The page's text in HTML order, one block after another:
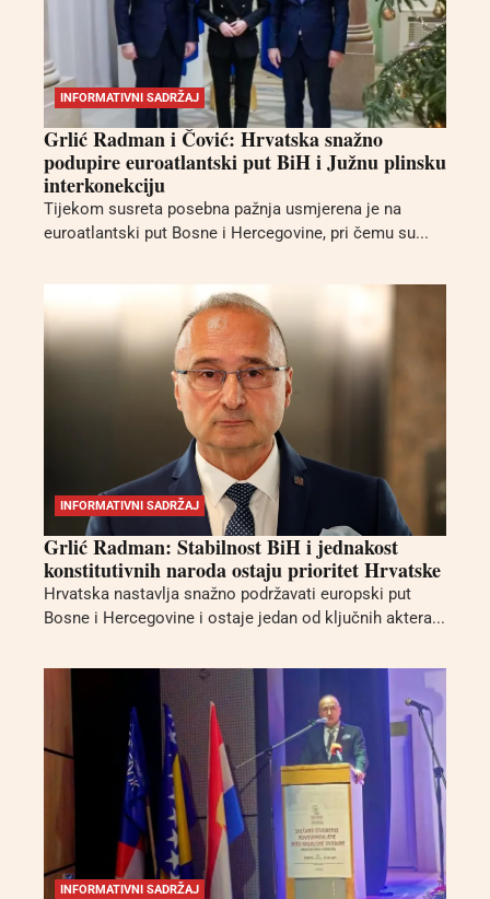
INFORMATIVNI SADRŽAJ
Grlić Radman i Čović: Hrvatska snažno
podupire euroatlantski put BiH i Južnu plinsku
interkonekciju
Tijekom susreta posebna pažnja usmjerena je na
euroatlantski put Bosne i Hercegovine, pri čemu su...
INFORMATIVNI SADRŽAJ
Grlić Radman: Stabilnost BiH i jednakost
konstitutivnih naroda ostaju prioritet Hrvatske
Hrvatska nastavlja snažno podržavati europski put
Bosne i Hercegovine i ostaje jedan od ključnih aktera...
INFORMATIVNI SADRŽAJ